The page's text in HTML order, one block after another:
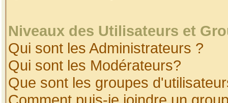
Niveaux des Utilisateurs et
Qui sont les Administrateurs ?
Qui sont les Modérateurs?
Que sont les groupes